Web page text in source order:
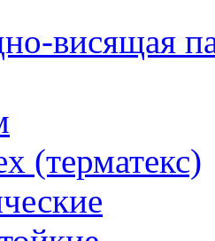
висящая
(терматекс)